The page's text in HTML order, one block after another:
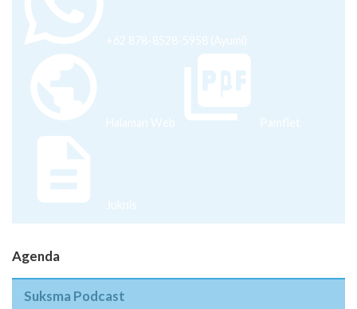
+62 878-8528-5958 (Ayumi)
Halaman Web Pamflet
Juknis
Agenda
Suksma Podcast